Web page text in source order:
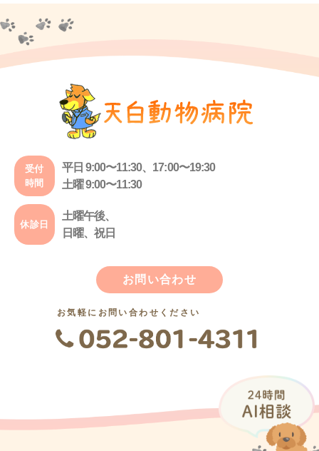
受付
時間
平日 9:00〜11:30、17:00〜19:30
土曜 9:00〜11:30
休診日
土曜午後、
日曜、祝日
お問い合わせ
お気軽にお問い合わせください